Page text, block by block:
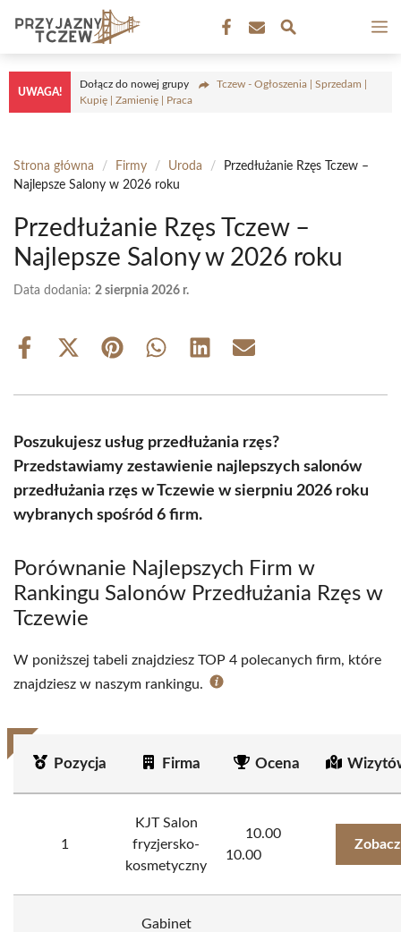
treści
UWAGA!
Dołącz do nowej grupy
Tczew - Ogłoszenia | Sprzedam |
Kupię | Zamienię | Praca
Strona główna / Firmy / Uroda /
Przedłużanie Rzęs Tczew –
Najlepsze Salony w 2026 roku
Przedłużanie Rzęs Tczew –
Najlepsze Salony w 2026 roku
Data dodania: 2 sierpnia 2026 r.
Share
Share
(Twitter)
Share Share Share Share
Poszukujesz usług przedłużania rzęs?
Przedstawiamy zestawienie najlepszych salonów
przedłużania rzęs w Tczewie w sierpniu 2026 roku
wybranych spośród 6 firm.
Porównanie Najlepszych Firm w
Rankingu Salonów Przedłużania Rzęs w
Tczewie
W poniższej tabeli znajdziesz TOP 4 polecanych firm, które
znajdziesz w naszym rankingu.
Pozycja Firma Ocena
1
KJT Salon
fryzjersko-
kosmetyczny
10.00
10.00
Gabinet